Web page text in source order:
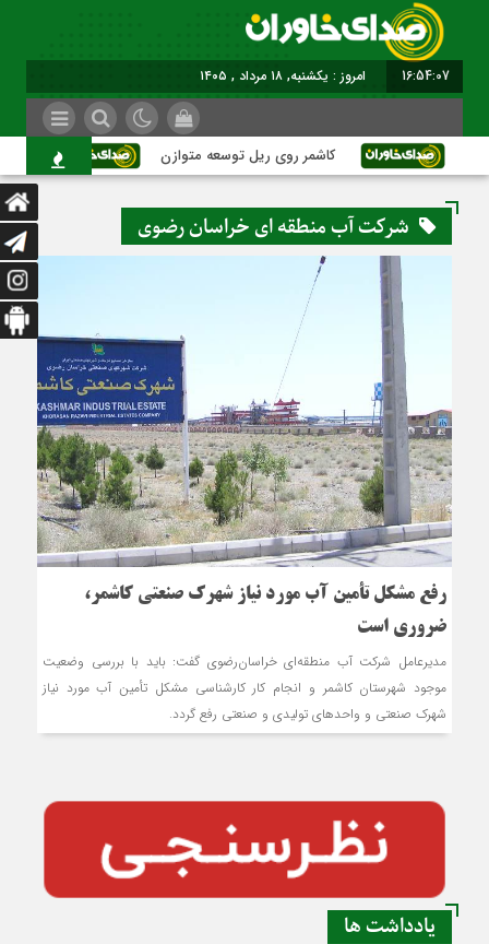
16:54:08 امروز : یکشنبه, ۱۸ مرداد , ۱۴۰۵
کاشمر روی ریل توسعه متوازن کاشمر؛
شرکت آب منطقه ای خراسان رضوی
رفع مشکل تأمین آب مورد نیاز شهرک صنعتی کاشمر،
ضروری است
مدیرعامل شرکت آب منطقه‌ای خراسان‌رضوی گفت: باید با بررسی وضعیت
موجود شهرستان کاشمر و انجام کار کارشناسی مشکل تأمین آب مورد نیاز
شهرک صنعتی و واحدهای تولیدی و صنعتی رفع گردد.
یادداشت ها